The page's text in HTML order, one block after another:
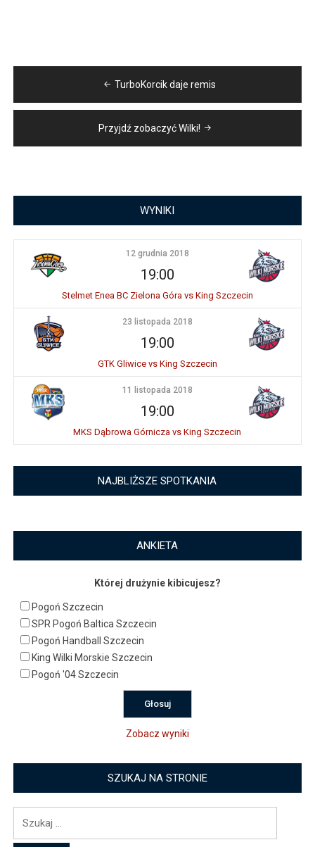
Nawigacja
wpisu
TurboKorcik daje remis
Przyjdź zobaczyć Wilki!
WYNIKI
12 grudnia 2018
19:00
Stelmet Enea BC Zielona Góra vs King Szczecin
23 listopada 2018
19:00
GTK Gliwice vs King Szczecin
11 listopada 2018
19:00
MKS Dąbrowa Górnicza vs King Szczecin
NAJBLIŻSZE SPOTKANIA
ANKIETA
Której drużynie kibicujesz?
Pogoń Szczecin
SPR Pogoń Baltica Szczecin
Pogoń Handball Szczecin
King Wilki Morskie Szczecin
Pogoń '04 Szczecin
Zobacz wyniki
SZUKAJ NA STRONIE